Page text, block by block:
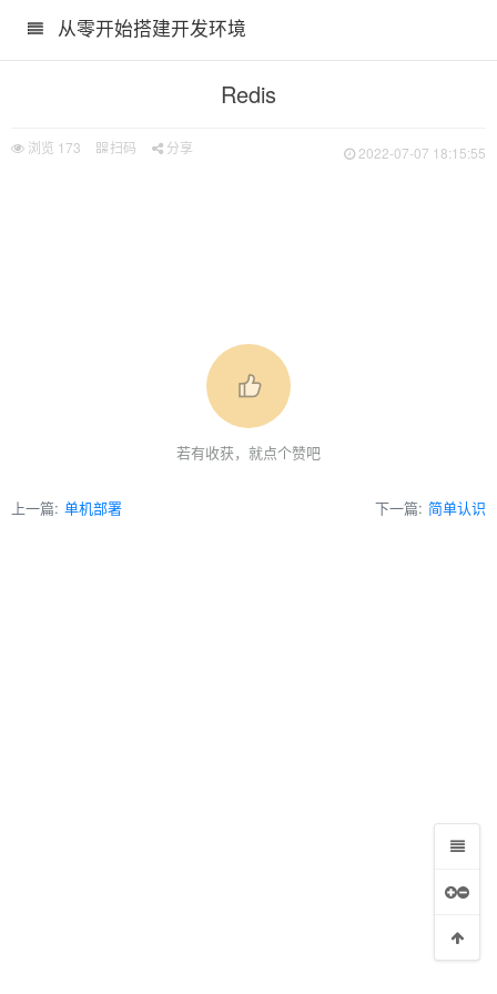
从零开始搭建开发环境
Redis
浏览 173 扫码 分享 2022-07-07 18:15:55
若有收获，就点个赞吧
上一篇: 单机部署 下一篇: 简单认识